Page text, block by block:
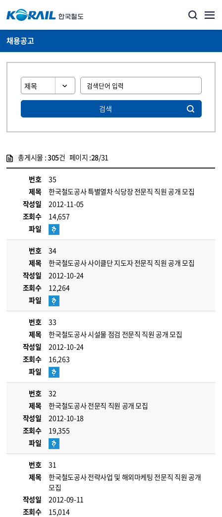
채용공고
검색
총게시물 :305건 페이지 :28/31
번호
35
제목
한국철도공사 특별열차 식당장 전문직 직원 공개 모집
작성일
2012-11-05
조회수
14,657
파일
번호
34
제목
한국철도공사 사이클단 지도자 전문직 직원 공개 모집
작성일
2012-10-24
조회수
12,264
파일
번호
33
제목
한국철도공사 시설물 점검 전문직 직원 공개 모집
작성일
2012-10-24
조회수
16,263
파일
번호
32
제목
한국철도공사 전문직 직원 공개 모집
작성일
2012-10-18
조회수
19,355
파일
번호
31
제목
한국철도공사 전략사업 및 해외마케팅 전문직 직원 공개
모집
작성일
2012-09-11
조회수
15,014